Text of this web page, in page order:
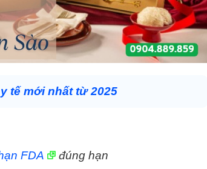
tế mới nhất từ 2025
FDA đúng hạn